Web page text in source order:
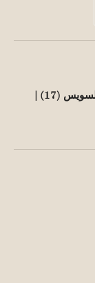
نادي منتخب السويس (17) |